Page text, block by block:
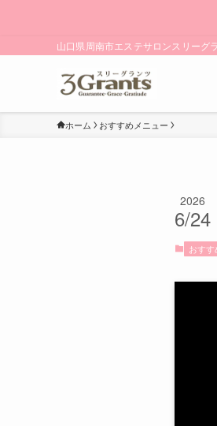
山口県周南市エステサロンスリーグ
ホーム おすすめメニュー
2026
6/24
おす